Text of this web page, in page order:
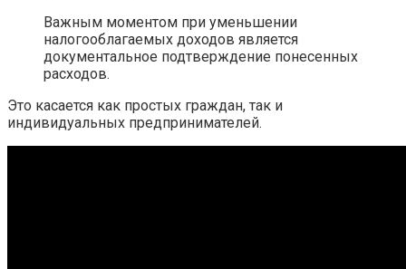
Важным моментом при уменьшении
налогооблагаемых доходов является
документальное подтверждение понесенных
расходов.
Это касается как простых граждан, так и
индивидуальных предпринимателей.